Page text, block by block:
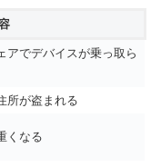
アでデバイスが乗っ取ら
所が盗まれる
くなる